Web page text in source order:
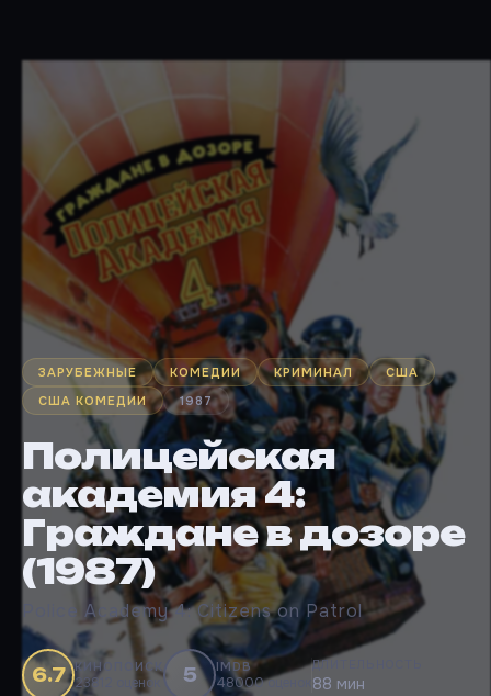
ЗАРУБЕЖНЫЕ КОМЕДИИ КРИМИНАЛ
США
США КОМЕДИИ
1987
Полицейская
академия 4:
Граждане в дозоре
(1987)
Police Academy 4: Citizens on Patrol
6.7 КИНОПОИСК
23812 оценок 5 IMDB
48000 оценок
ДЛИТЕЛЬНОСТЬ
88 мин